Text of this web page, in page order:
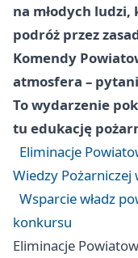
na młodych
podróż przez
Komendy
atmosfera –
To wydarzenie
tu edukację
Eliminacje
Wiedzy Pożarniczej
Wsparcie władz
konkursu
Eliminacje